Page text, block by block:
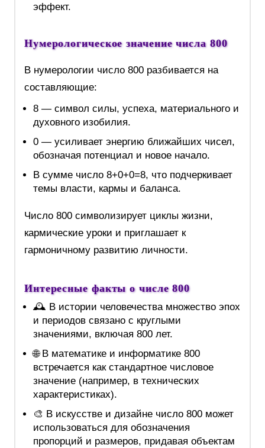
эффект.
Нумерологическое значение числа 800
В нумерологии число 800 разбивается на
составляющие:
8 — символ силы, успеха, материального и
духовного изобилия.
0 — усиливает энергию ближайших чисел,
обозначая потенциал и новое начало.
В сумме число 8+0+0=8, что подчеркивает
темы власти, кармы и баланса.
Число 800 символизирует циклы жизни,
кармические уроки и приглашает к
гармоничному развитию личности.
Интересные факты о числе 800
🕰️ В истории человечества множество эпох
и периодов связано с круглыми
значениями, включая 800 лет.
🌐 В математике и информатике 800
встречается как стандартное числовое
значение (например, в технических
характеристиках).
🎨 В искусстве и дизайне число 800 может
использоваться для обозначения
пропорций и размеров, придавая объектам